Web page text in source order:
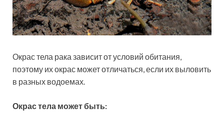
Окрас тела рака зависит от условий обитания,
поэтому их окрас может отличаться, если их выловить
в разных водоемах.
Окрас тела может быть: